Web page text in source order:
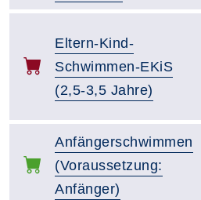
Eltern-Kind-
Schwimmen-EKiS
(2,5-3,5 Jahre)
Anfängerschwimmen
(Voraussetzung:
Anfänger)